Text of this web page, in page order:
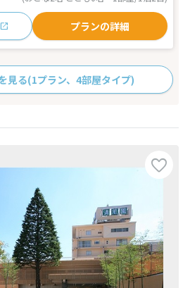
プランの詳細
見る(1プラン、4部屋タイプ)